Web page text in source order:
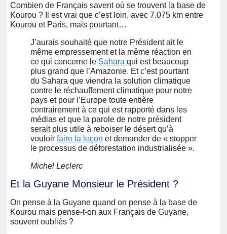
Combien de Français savent où se trouvent la base de
Kourou ? Il est vrai que c’est loin, avec 7.075 km entre
Kourou et Paris, mais pourtant…
J’aurais souhaité que notre Président ait le
même empressement et la même réaction en
ce qui concerne le Sahara qui est beaucoup
plus grand que l’Amazonie. Et c’est pourtant
du Sahara que viendra la solution climatique
contre le réchauffement climatique pour notre
pays et pour l’Europe toute entière
contrairement à ce qui est rapporté dans les
médias et que la parole de notre président
serait plus utile à reboiser le désert qu’à
vouloir faire la leçon et demander de « stopper
le processus de déforestation industrialisée ».
Michel Leclerc
Et la Guyane Monsieur le Président ?
On pense à la Guyane quand on pense à la base de
Kourou mais pense-t-on aux Français de Guyane,
souvent oubliés ?